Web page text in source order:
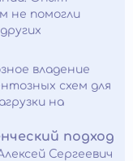
не помогли
владение
схем для
на
подход
Сергеевич